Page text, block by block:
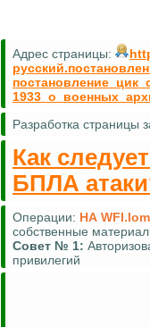
Адрес страницы:
Разработка страницы
Как
БПЛА
Операции: НА
собственные
Совет № 1:
привилегий